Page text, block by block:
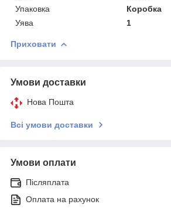
Упаковка
Коробка
Уява
1
Приховати
Умови доставки
Нова Пошта
Всі умови доставки
Умови оплати
Післяплата
Оплата на рахунок